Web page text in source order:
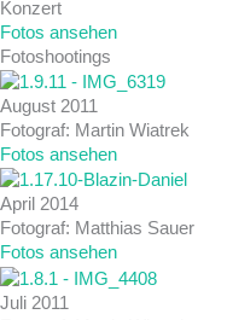
Konzert
Fotos ansehen
Fotoshootings
August 2011
Fotograf: Martin Wiatrek
Fotos ansehen
April 2014
Fotograf: Matthias Sauer
Fotos ansehen
Juli 2011